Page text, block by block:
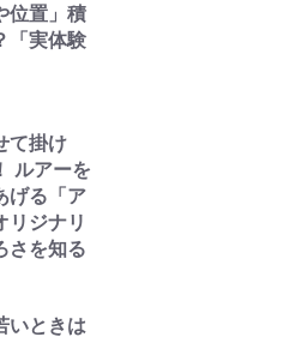
位置」積
「実体験
て掛け
ルアーを
げる「ア
リジナリ
さを知る
いときは